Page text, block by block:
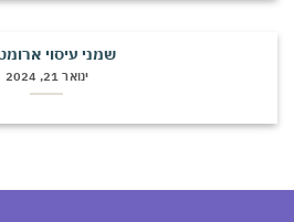
שמני עיסוי ארומטיים